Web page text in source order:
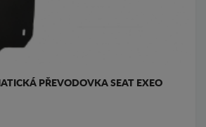
PŘEVODOVKA SEAT EXEO